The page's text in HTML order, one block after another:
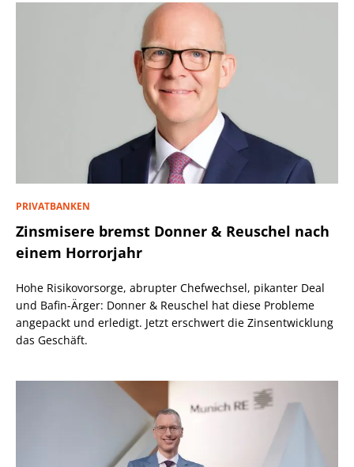
PRIVATBANKEN
Zinsmisere bremst Donner & Reuschel nach
einem Horrorjahr
Hohe Risikovorsorge, abrupter Chefwechsel, pikanter Deal
und Bafin-Ärger: Donner & Reuschel hat diese Probleme
angepackt und erledigt. Jetzt erschwert die Zinsentwicklung
das Geschäft.